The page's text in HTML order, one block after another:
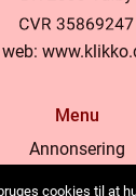
web:
Menu
Annonsering
cookies til at